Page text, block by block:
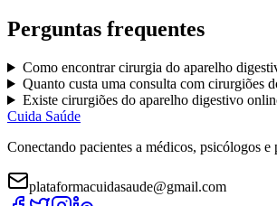
Perguntas frequentes
Como encontrarcirurgia do aparelho
Quanto custa uma consulta com cirurgiões
Existe cirurgiões do aparelho digestivo
Cuida Saúde
Conectando pacientes a médicos, psicólogos
plataformacuidasaude@gmail.com